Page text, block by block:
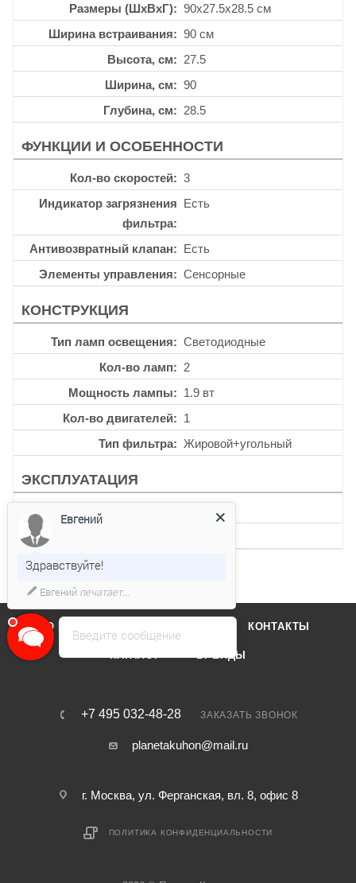
Размеры (ШхВхГ)
90x27.5x28.5 см
Ширина встраивания
90 см
Высота, см
27.5
Ширина, см
90
Глубина, см
28.5
ФУНКЦИИ И ОСОБЕННОСТИ
Кол-во скоростей
3
Индикатор загрязнения
фильтра
Есть
Антивозвратный клапан
Есть
Элементы управления
Сенсорные
КОНСТРУКЦИЯ
Тип ламп освещения
Светодиодные
Кол-во ламп
2
Мощность лампы
1.9 вт
Кол-во двигателей
1
Тип фильтра
Жировой+угольный
ЭКСПЛУАТАЦИЯ
О КОМПАНИИ КОНТАКТЫ
КАТАЛОГ БРЕНДЫ
+7 495 032-48-28 ЗАКАЗАТЬ ЗВОНОК
planetakuhon@mail.ru
г. Москва, ул. Ферганская, вл. 8, офис 8
ПОЛИТИКА КОНФИДЕНЦИАЛЬНОСТИ
Введите сообщение
Евгений
Здравствуйте!
Евгенийпечатает...